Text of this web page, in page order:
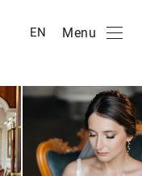
EN Menu